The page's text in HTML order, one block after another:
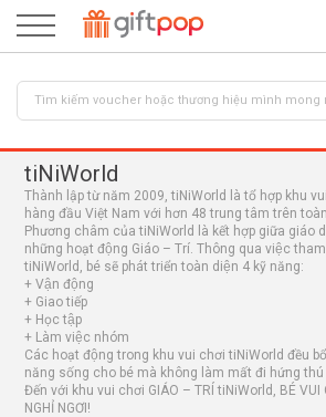
tiNiWorld
Thành lập từ năm 2009, tiNiWorld là tổ hợp khu
hàng đầu Việt Nam với hơn 48 trung tâm trên
Phương châm của tiNiWorld là kết hợp giữa giáo
những hoạt động Giáo – Trí. Thông qua việc
tiNiWorld, bé sẽ phát triển toàn diện 4 kỹ năng:
+ Vận động
+ Giao tiếp
+ Học tập
+ Làm việc nhóm
Các hoạt động trong khu vui chơi tiNiWorld đều
năng sống cho bé mà không làm mất đi hứng thú
Đến với khu vui chơi GIÁO – TRÍ tiNiWorld, BÉ VUI
NGHỈ NGƠI!